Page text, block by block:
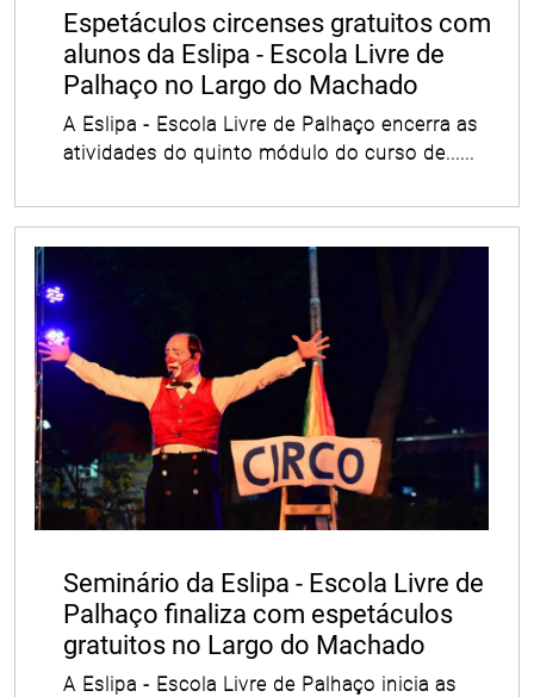
Espetáculos circenses gratuitos com
alunos da Eslipa - Escola Livre de
Palhaço no Largo do Machado
A Eslipa - Escola Livre de Palhaço encerra as
atividades do quinto módulo do curso de......
Seminário da Eslipa - Escola Livre de
Palhaço finaliza com espetáculos
gratuitos no Largo do Machado
A Eslipa - Escola Livre de Palhaço inicia as